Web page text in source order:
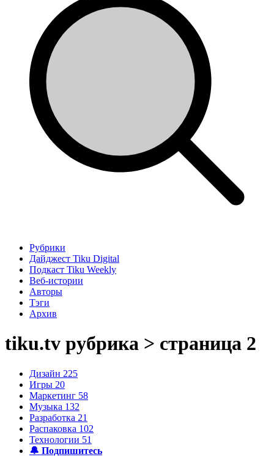
Рубрики
Дайджест Tiku Digital
Подкаст Tiku Weekly
Веб-истории
Авторы
Тэги
Архив
tiku.tv рубрика > страница 2
Дизайн 225
Игры 20
Маркетинг 58
Музыка 132
Разработка 21
Распаковка 102
Технологии 51
🔔 Подпишитесь